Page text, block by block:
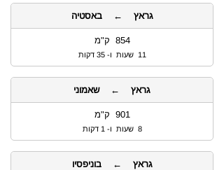
גראץ ← באסטיה
854 ק"מ
11 שעות ו- 35 דקות
גראץ ← שאמוני
901 ק"מ
8 שעות ו- 1 דקות
גראץ ← בוניפסיו